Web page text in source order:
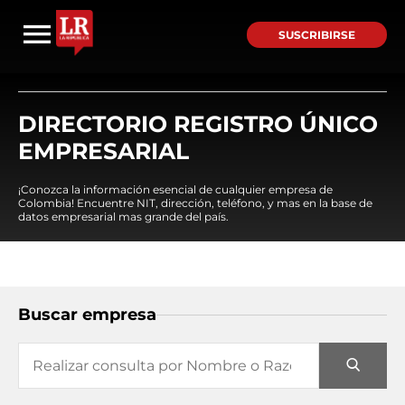
SUSCRIBIRSE
DIRECTORIO REGISTRO ÚNICO
EMPRESARIAL
¡Conozca la información esencial de cualquier empresa de
Colombia! Encuentre NIT, dirección, teléfono, y mas en la base de
datos empresarial mas grande del país.
Buscar empresa